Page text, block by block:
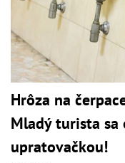
Hrôza na
Mladý turista sa
upratovačkou!